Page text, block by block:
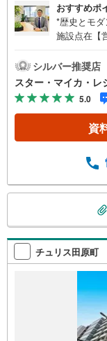
おすすめポ
*歴史とモ
施設点在【
中するため
が繋がりや
る」ボタン
【弊社につ
ー・マイ
ループ会
宅ローン
成約すると
件ご成約
AN IDでロ
譲渡はでき
シルバー推奨店
スター・マイカ・レ
5.0
資
検
索
条
チュリス田原町